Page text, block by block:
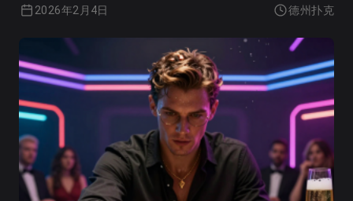
2026年2月4日 德州扑克